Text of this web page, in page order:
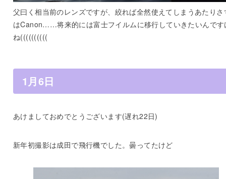
父曰く相当前のレンズですが、絞れば全然使えてしまうあたりさ
はCanon……将来的には富士フイルムに移行していきたいんです
ね((((((((((
1月6日
あけましておめでとうございます(遅れ22日)
新年初撮影は成田で飛行機でした。曇ってたけど